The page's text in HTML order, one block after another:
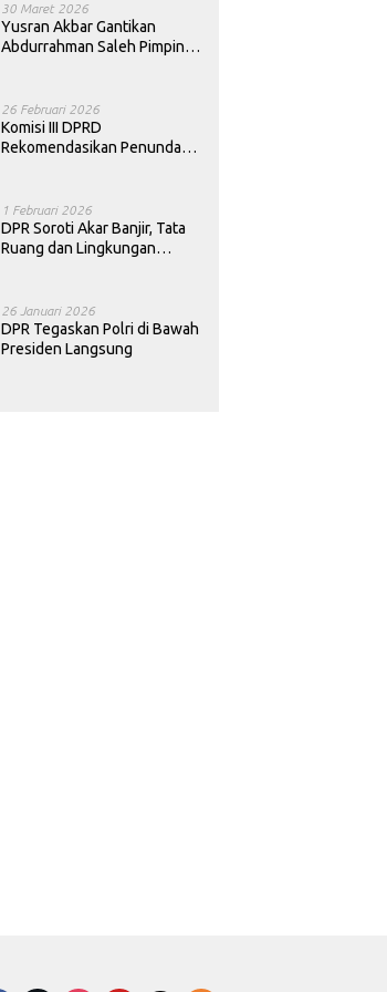
30 Maret 2026
Yusran Akbar Gantikan
Abdurrahman Saleh Pimpin
26 Februari 2026
Komisi III DPRD
Rekomendasikan Penundaan
1 Februari 2026
DPR Soroti Akar Banjir, Tata
Ruang dan Lingkungan
26 Januari 2026
DPR Tegaskan Polri di Bawah
Presiden Langsung